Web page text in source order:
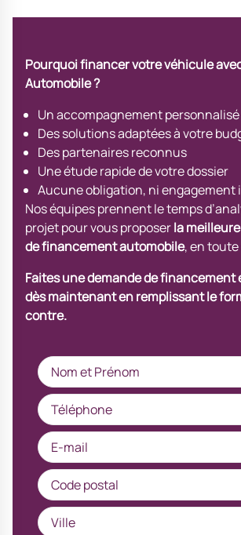
Pourquoi financer votre véhicule
Automobile ?
Un accompagnement personnalisé
Des solutions adaptées à votre
Des partenaires reconnus
Une étude rapide de votre dossier
Aucune obligation, ni engagement
Nos équipes prennent le temps
projet pour vous proposerla
de financement automobile, en
Faites une demande de financement
dès maintenant en remplissantle
contre.